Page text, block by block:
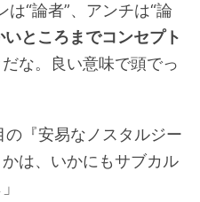
は“論者”、アンチは“論
いところまでコンセプト
だな。良い意味で頭でっ
の『安易なノスタルジー
は、いかにもサブカル